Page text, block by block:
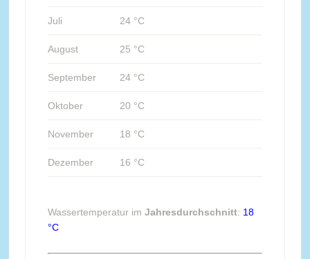
Juli 24 °C
August 25 °C
September 24 °C
Oktober 20 °C
November 18 °C
Dezember 16 °C
Wassertemperatur im Jahresdurchschnitt: 18
°C